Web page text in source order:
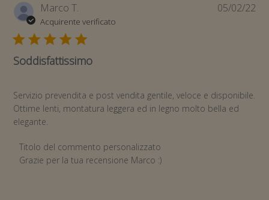
Marco T.
Acquirente verificato
Soddisfattissimo
Servizio prevendita e post vendita gentile, veloce e disponibile.
Ottime lenti, montatura leggera ed in legno molto bella ed
elegante.
Commenti del proprietario del negozio sulla recensione di
Titolo del commento personalizzato
Grazie per la tua recensione Marco :)
05/02/22